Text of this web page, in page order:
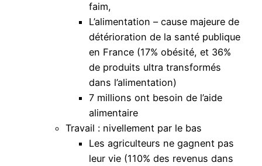
faim,
L’alimentation – cause majeure de
détérioration de la santé publique
en France (17% obésité, et 36%
de produits ultra transformés
dans l’alimentation)
7 millions ont besoin de l’aide
alimentaire
Travail : nivellement par le bas
Les agriculteurs ne gagnent pas
leur vie (110% des revenus dans